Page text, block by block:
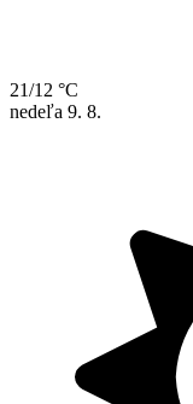
21/12 °C
nedeľa 9. 8.